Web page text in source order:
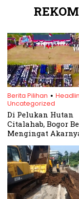
Berita Pilihan .
Uncategorized
Di Pelukan Hutan
Citalahab, Bogor
Mengingat